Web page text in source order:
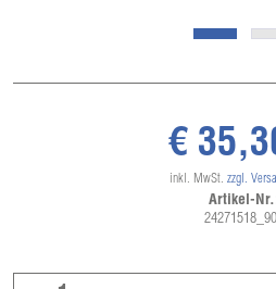
€
inkl. MwSt. zzgl.
Artikel-